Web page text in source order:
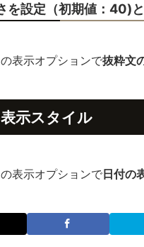
を設定（初期値：40)
表示オプションで抜粋文
示スタイル
表示オプションで日付の